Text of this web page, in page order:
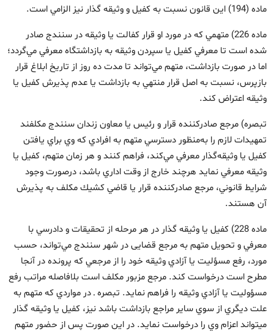
ماده (194) اين قانون نسبت به كفيل و وثيقه ‏گذار نيز الزامي است.
ماده 226) متهمي كه در مورد او قرار كفالت يا وثيقه در سنندج صادر
شده است تا معرفي كفيل يا سپردن وثيقه به بازداشتگاه معرفي مي‌گردد؛
اما در صورت بازداشت، متهم مي‌تواند تا مدت ده روز از تاريخ ابلاغ قرار
بازپرس، نسبت به اصل قرار منتهي به بازداشت يا عدم پذيرش كفيل يا
وثيقه اعتراض كند.
تبصره) مرجع صادركننده قرار و رئيس يا معاون زندان سنندج مكلفند
تمهيدات لازم را به‌منظور دسترسي متهم به افرادي كه وي براي يافتن
كفيل يا وثيقه‌گذار معرفي مي‌كند، فراهم كنند و هر زمان متهم، كفيل يا
وثيقه معرفي نمايد هرچند خارج از وقت اداري باشد، درصورت وجود
شرايط قانوني، مرجع صادركننده قرار يا قاضي كشيك مكلف به پذيرش
آن هستند.
ماده 228) كفيل يا وثيقه گذار در هر مرحله از تحقيقات و دادرسي با
معرفي و تحويل متهم به مرجع قضایی در شهر سنندج مي‌تواند، حسب
مورد، رفع مسؤليت يا آزادي وثيقه خود را از مرجعي كه پرونده در آنجا
مطرح است درخواست كند. مرجع مزبور مكلف است بلافاصله مراتب رفع
مسؤوليت يا آزادي وثيقه را فراهم نمايد. تبصره ـ در مواردي كه متهم به
علت ديگري از سوي ساير مراجع بازداشت باشد نيز، كفيل يا وثيقه‏ گذار
مي‏تواند اعزام وي را درخواست نمايد. در اين صورت پس از حضور متهم